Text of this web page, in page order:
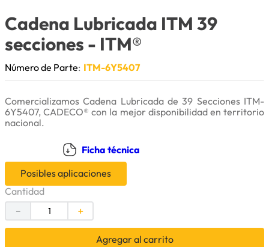
Cadena Lubricada ITM 39
secciones - ITM®
Número de Parte: ITM-6Y5407
Comercializamos Cadena Lubricada de 39 Secciones ITM-
6Y5407, CADECO® con la mejor disponibilidad en territorio
nacional.
Ficha técnica
Posibles aplicaciones
Cantidad
＋
－
Agregar al carrito